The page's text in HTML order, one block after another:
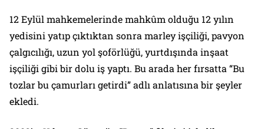
12 Eylül mahkemelerinde mahkûm olduğu 12 yılın
yedisini yatıp çıktıktan sonra marley işçiliği, pavyon
çalgıcılığı, uzun yol şoförlüğü, yurtdışında inşaat
işçiliği gibi bir dolu iş yaptı. Bu arada her fırsatta “Bu
tozlar bu çamurları getirdi” adlı anlatısına bir şeyler
ekledi.